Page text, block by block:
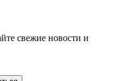
свежие новости и